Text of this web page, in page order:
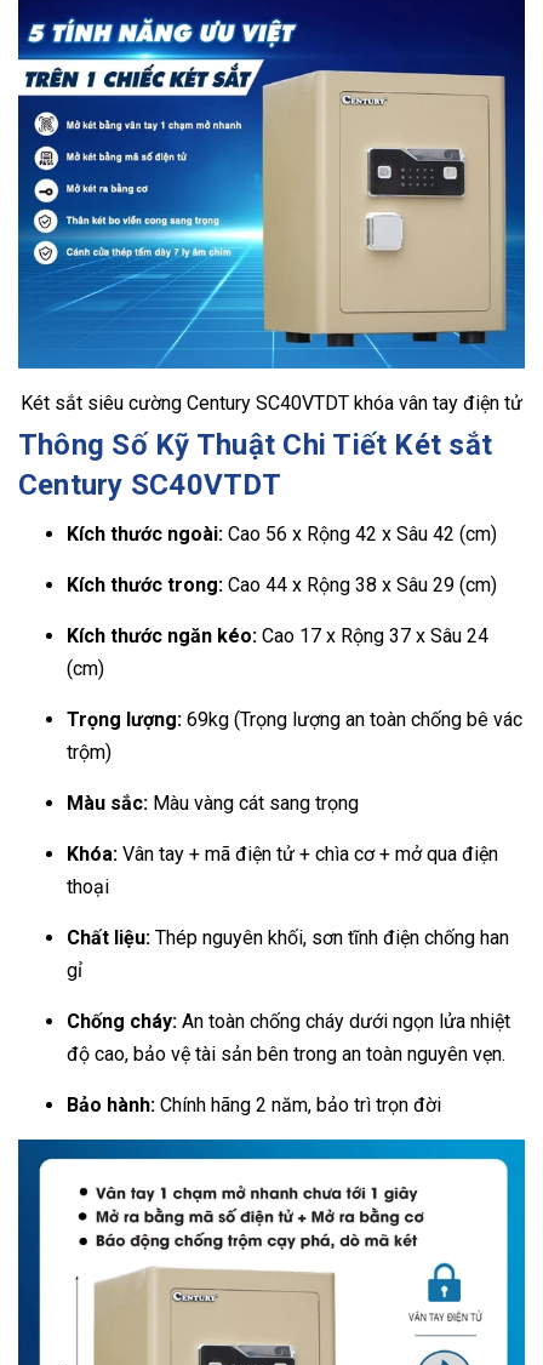
Két sắt siêu cường Century SC40VTDT khóa vân tay điện tử
Thông Số Kỹ Thuật Chi Tiết Két sắt
Century SC40VTDT
Kích thước ngoài: Cao 56 x Rộng 42 x Sâu 42 (cm)
Kích thước trong: Cao 44 x Rộng 38 x Sâu 29 (cm)
Kích thước ngăn kéo: Cao 17 x Rộng 37 x Sâu 24
(cm)
Trọng lượng: 69kg (Trọng lượng an toàn chống bê vác
trộm)
Màu sắc: Màu vàng cát sang trọng
Khóa: Vân tay + mã điện tử + chìa cơ + mở qua điện
thoại
Chất liệu: Thép nguyên khối, sơn tĩnh điện chống han
gỉ
Chống cháy: An toàn chống cháy dưới ngọn lửa nhiệt
độ cao, bảo vệ tài sản bên trong an toàn nguyên vẹn.
Bảo hành: Chính hãng 2 năm, bảo trì trọn đời